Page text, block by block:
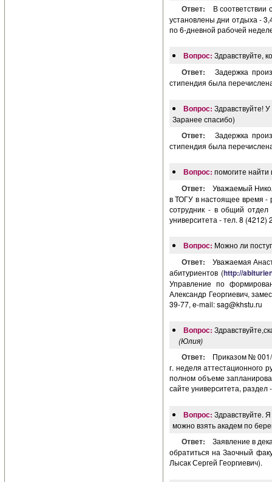
Ответ:
В
установлены дни отдыха -
по 6-дневной рабочей
Вопрос: Здравствуйте,
Ответ:
Задержка
стипендия была
Вопрос: Здравствуйте!
Заранее спасибо)
Ответ:
Задержка
стипендия была
Вопрос: помогите
Ответ:
Уважаемый
в ТОГУ в настоящее время -
сотрудник - в общий
университета - тел. 8 (4212)
Вопрос: Можно ли
Ответ:
Уважаемая
абитуриентов (http://
Управление по
Александр Георгиевич,
39-77, e-mail:sag@khstu.ru
Вопрос:
(Юлия)
Ответ:
Приказом №
г. неделя аттестационного
полном объеме
сайте университета, раздел
Вопрос: Здравствуйте.
можно взять академ по
Ответ:
Заявление в
обратиться на Заочный
Лысак Сергей Георгиевич).